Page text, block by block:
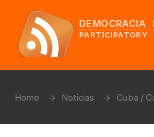
DEMOCRACIA
PARTICIPATORY
Home Noticias Cuba /